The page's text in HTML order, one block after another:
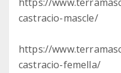
castracio-mascle/
https://
castracio-femella/